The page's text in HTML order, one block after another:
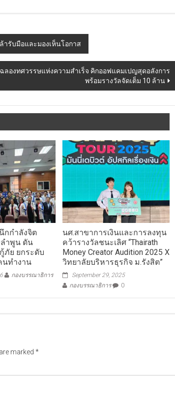
ารับมือและมองเห็นโอกาส
ลองทศวรรษแห่งความสำเร็จ คิกออฟแคมเปญสุดอลังการ
พร้อมรางวัลจัดเต็ม 10 ล้าน
กกำลังจิต
ลำพูน ดัน
ภัย ยกระดับ
นทำงาน
กองบรรณาธิการ
นศ.สาขาการเงินและการลงทุน
คว้ารางวัลชนะเลิศ “Thairath
Money Creator Audition 2025 X
วิทยาลัยบริหารธุรกิจ ม.รังสิต”
September 29, 2025
กองบรรณาธิการ
0
marked *